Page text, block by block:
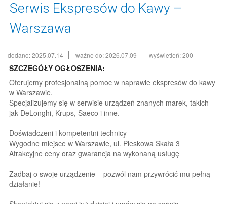
Serwis Ekspresów do Kawy –
Warszawa
dodano: 2025.07.14 ważne do: 2026.07.09 wyświetleń: 200
SZCZEGÓŁY OGŁOSZENIA:
Oferujemy profesjonalną pomoc w naprawie ekspresów do kawy
w Warszawie.
Specjalizujemy się w serwisie urządzeń znanych marek, takich
jak DeLonghi, Krups, Saeco i inne.
Doświadczeni i kompetentni technicy
Wygodne miejsce w Warszawie, ul. Pieskowa Skała 3
Atrakcyjne ceny oraz gwarancja na wykonaną usługę
Zadbaj o swoje urządzenie – pozwól nam przywrócić mu pełną
działanie!